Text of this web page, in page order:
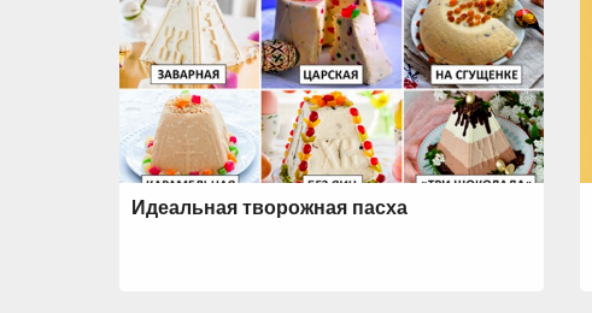
Идеальная творожная пасха